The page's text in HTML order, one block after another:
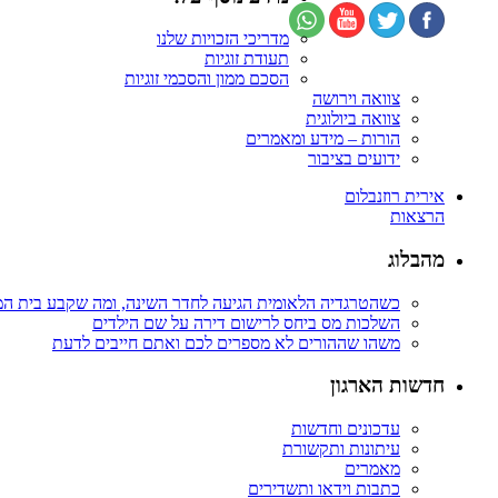
מדריכי הזכויות שלנו
תעודת זוגיות
הסכם ממון והסכמי זוגיות
צוואה וירושה
צוואה ביולוגית
הורות – מידע ומאמרים
ידועים בציבור
אירית רוזנבלום
הרצאות
מהבלוג
כשהטרגדיה הלאומית הגיעה לחדר השינה, ומה שקבע בית
השלכות מס ביחס לרישום דירה על שם הילדים
משהו שההורים לא מספרים לכם ואתם חייבים לדעת
חדשות הארגון
עדכונים וחדשות
עיתונות ותקשורת
מאמרים
כתבות וידאו ותשדירים